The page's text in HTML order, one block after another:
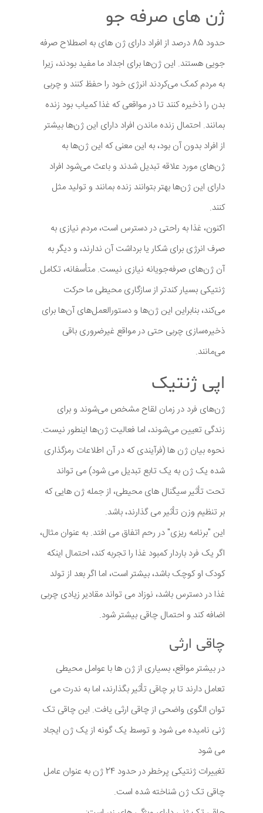
ژن های صرفه جو
حدود 85 درصد از افراد دارای ژن های به اصطلاح صرفه
جویی هستند. این ژن‌ها برای اجداد ما مفید بودند، زیرا
به مردم کمک می‌کردند انرژی خود را حفظ کنند و چربی
بدن را ذخیره کنند تا در مواقعی که غذا کمیاب بود زنده
بمانند. احتمال زنده ماندن افراد دارای این ژن‌ها بیشتر
از افراد بدون آن بود، به این معنی که این ژن‌ها به
ژن‌های مورد علاقه تبدیل شدند و باعث می‌شود افراد
دارای این ژن‌ها بهتر بتوانند زنده بمانند و تولید مثل
کنند.
اکنون، غذا به راحتی در دسترس است، مردم نیازی به
صرف انرژی برای شکار یا برداشت آن ندارند، و دیگر به
آن ژن‌های صرفه‌جویانه نیازی نیست. متأسفانه، تکامل
ژنتیکی بسیار کندتر از سازگاری محیطی ما حرکت
می‌کند، بنابراین این ژن‌ها و دستورالعمل‌های آن‌ها برای
ذخیره‌سازی چربی حتی در مواقع غیرضروری باقی
می‌مانند.
اپی ژنتیک
ژن‌های فرد در زمان لقاح مشخص می‌شوند و برای
زندگی تعیین می‌شوند، اما فعالیت ژن‌ها اینطور نیست.
نحوه بیان ژن ها (فرآیندی که در آن اطلاعات رمزگذاری
شده یک ژن به یک تابع تبدیل می شود) می تواند
تحت تأثیر سیگنال های محیطی، از جمله ژن هایی که
بر تنظیم وزن تأثیر می گذارند، باشد.
این "برنامه ریزی" در رحم اتفاق می افتد. به عنوان مثال،
اگر یک فرد باردار کمبود غذا را تجربه کند، احتمال اینکه
کودک او کوچک باشد، بیشتر است، اما اگر بعد از تولد
غذا در دسترس باشد، نوزاد می تواند مقادیر زیادی چربی
اضافه کند و احتمال چاقی بیشتر شود.
چاقی ارثی
در بیشتر مواقع، بسیاری از ژن ها با عوامل محیطی
تعامل دارند تا بر چاقی تأثیر بگذارند، اما به ندرت می
توان الگوی واضحی از چاقی ارثی یافت. این چاقی تک
ژنی نامیده می شود و توسط یک گونه از یک ژن ایجاد
می شود
تغییرات ژنتیکی پرخطر در حدود 24 ژن به عنوان عامل
چاقی تک ژن شناخته شده است.